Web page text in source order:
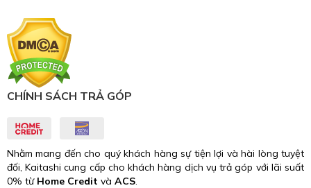
CHÍNH SÁCH TRẢ GÓP
Nhằm mang đến cho quý khách hàng sự tiện lợi và hài lòng tuyệt
đối, Kaitashi cung cấp cho khách hàng dịch vụ trả góp với lãi suất
0% từ Home Credit và ACS